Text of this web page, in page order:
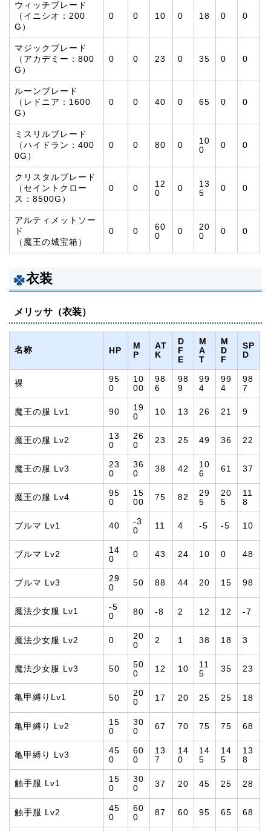
ウィッチブレード
（イニシオ：200
G）
0 0 10 0 18 0 0
マジックブレード
（アカデミー：800
G）
0 0 23 0 35 0 0
ルーンブレード
（レドニア：1600
G）
0 0 40 0 65 0 0
ミスリルブレード
（ハイドラン：400
0G）
0 0 80 0
10
0
0 0
クリスタルブレード
（セイントクロー
ス：8500G）
0 0
12
0
0
13
5
0 0
アルティメットソー
ド
（魔王の城宝箱）
0 0
60
0
0
20
0
0 0
衣装
メリッサ（衣装）
名称 HP
M
P
AT
K
D
F
E
M
A
T
M
D
F
SP
D
裸
95
0
10
00
98
6
98
9
99
4
99
4
98
7
魔王の服 Lv1 90
19
0
10 13 26 21 9
魔王の服 Lv2
13
0
26
0
23 25 49 36 22
魔王の服 Lv3
23
0
36
0
38 42
10
6
61 37
魔王の服 Lv4
95
0
15
00
75 82
29
5
20
5
11
8
ブルマ Lv1 40
-3
0
11 4 -5 -5 10
ブルマ Lv2
14
0
0 43 24 10 0 48
ブルマ Lv3
29
0
50 88 44 20 15 98
魔法少女服 Lv1
-5
0
80 -8 2 12 12 -7
魔法少女服 Lv2 0
20
0
2 1 38 18 3
魔法少女服 Lv3 50
50
0
12 10
11
5
35 23
亀甲縛りLv1 50
20
0
17 20 25 25 18
亀甲縛り Lv2
15
0
30
0
67 70 75 75 68
亀甲縛り Lv3
45
0
60
0
13
7
14
0
14
5
14
5
13
8
触手服 Lv1
15
0
30
0
37 20 45 25 28
触手服 Lv2
45
0
60
0
87 60 95 65 68